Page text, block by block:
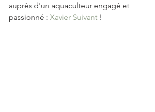
auprès d'un aquaculteur engagé et
passionné : Xavier Suivant !